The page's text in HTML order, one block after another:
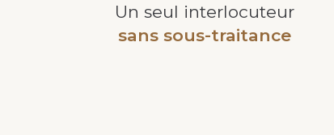
Un seul interlocuteur
sans sous-traitance